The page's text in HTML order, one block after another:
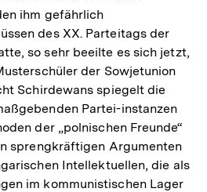
ihm gefährlich
des XX. Parteitags der
so sehr beeilte es sich jetzt,
der Sowjetunion
Schirdewans spiegelt die
Partei-instanzen
der „polnischen Freunde“
sprengkräftigen Argumenten
Intellektuellen, die als
im kommunistischen Lager